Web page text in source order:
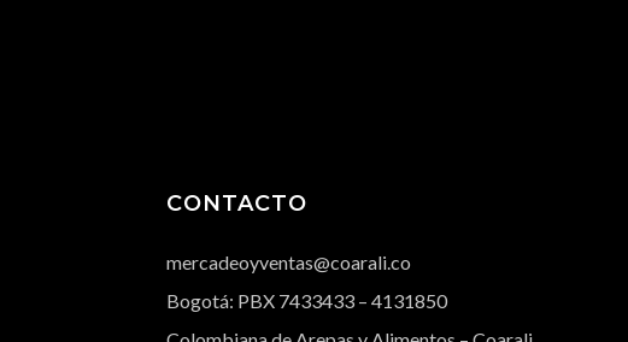
CONTACTO
mercadeoyventas@coarali.co
Bogotá: PBX 7433433 – 4131850